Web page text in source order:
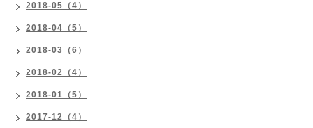
2018-05（4）
2018-04（5）
2018-03（6）
2018-02（4）
2018-01（5）
2017-12（4）